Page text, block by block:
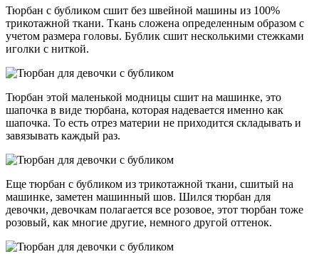
Тюрбан с бубликом сшит без швейной машины из 100%
трикотажной ткани. Ткань сложена определенным образом с
учетом размера головы. Бублик сшит несколькими стежками
иголки с ниткой.
Тюрбан этой маленькой модницы сшит на машинке, это
шапочка в виде тюрбана, которая надевается именно как
шапочка. То есть отрез материи не приходится складывать и
завязывать каждый раз.
Еще тюрбан с бубликом из трикотажной ткани, сшитый на
машинке, заметен машинный шов. Шился тюрбан для
девочки, девочкам полагается все розовое, этот тюрбан тоже
розовый, как многие другие, немного другой оттенок.